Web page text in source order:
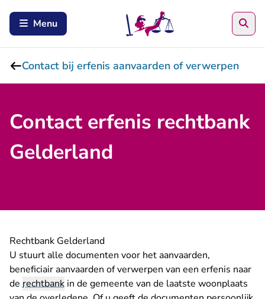
Menu
Contact bij erfenis aanvaarden of verwerpen
Contact erfenis rechtbank
Gelderland
Rechtbank Gelderland
U stuurt alle documenten voor het aanvaarden,
beneficiair aanvaarden of verwerpen van een erfenis naar
de rechtbank in de gemeente van de laatste woonplaats